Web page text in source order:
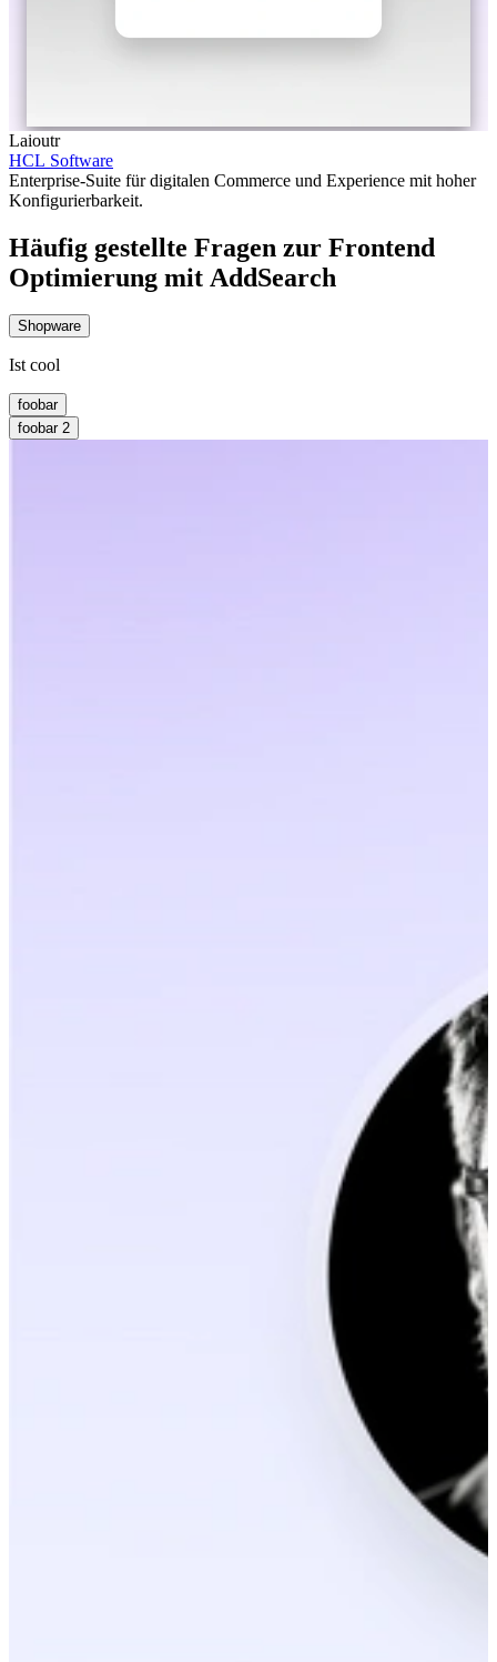
Laioutr
HCL Software
Enterprise-Suite für digitalen Commerce und Experience mit hoher
Konfigurierbarkeit.
Häufig gestellte Fragen zur Frontend
Optimierung mit AddSearch
Shopware
Ist cool
foobar
foobar 2